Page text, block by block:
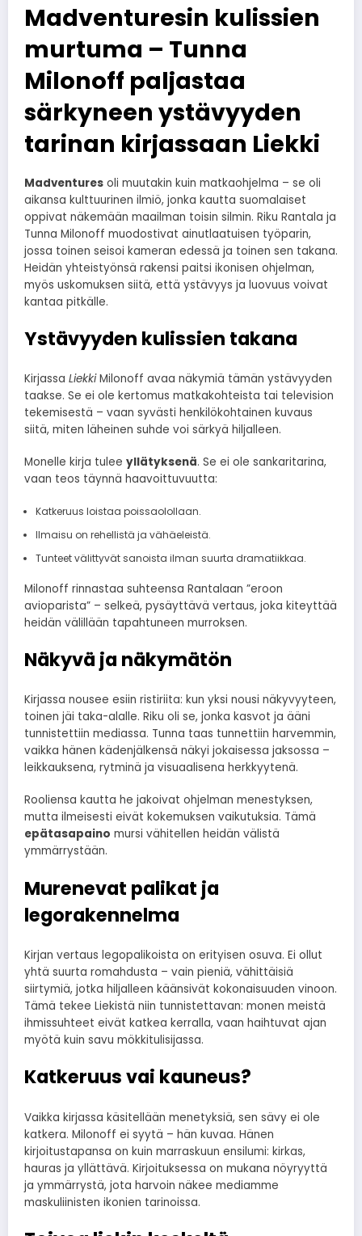
Madventuresin kulissien
murtuma – Tunna
Milonoff paljastaa
särkyneen ystävyyden
tarinan kirjassaan Liekki
Madventures oli muutakin kuin matkaohjelma – se oli
aikansa kulttuurinen ilmiö, jonka kautta suomalaiset
oppivat näkemään maailman toisin silmin. Riku Rantala ja
Tunna Milonoff muodostivat ainutlaatuisen työparin,
jossa toinen seisoi kameran edessä ja toinen sen takana.
Heidän yhteistyönsä rakensi paitsi ikonisen ohjelman,
myös uskomuksen siitä, että ystävyys ja luovuus voivat
kantaa pitkälle.
Ystävyyden kulissien takana
Kirjassa LiekkiMilonoff avaa näkymiä tämän ystävyyden
taakse. Se ei ole kertomus matkakohteista tai television
tekemisestä – vaan syvästi henkilökohtainen kuvaus
siitä, miten läheinen suhde voi särkyä hiljalleen.
Monelle kirja tulee yllätyksenä. Se ei ole sankaritarina,
vaan teos täynnä haavoittuvuutta:
Katkeruus loistaa poissaolollaan.
Ilmaisu on rehellistä ja vähäeleistä.
Tunteet välittyvät sanoista ilman suurta dramatiikkaa.
Milonoff rinnastaa suhteensa Rantalaan ”eroon
avioparista” – selkeä, pysäyttävä vertaus, joka kiteyttää
heidän välillään tapahtuneen murroksen.
Näkyvä ja näkymätön
Kirjassa nousee esiin ristiriita: kun yksi nousi näkyvyyteen,
toinen jäi taka-alalle. Riku oli se, jonka kasvot ja ääni
tunnistettiin mediassa. Tunna taas tunnettiin harvemmin,
vaikka hänen kädenjälkensä näkyi jokaisessa jaksossa –
leikkauksena, rytminä ja visuaalisena herkkyytenä.
Rooliensa kautta he jakoivat ohjelman menestyksen,
mutta ilmeisesti eivät kokemuksen vaikutuksia. Tämä
epätasapaino mursi vähitellen heidän välistä
ymmärrystään.
Murenevat palikat ja
legorakennelma
Kirjan vertaus legopalikoista on erityisen osuva. Ei ollut
yhtä suurta romahdusta – vain pieniä, vähittäisiä
siirtymiä, jotka hiljalleen käänsivät kokonaisuuden vinoon.
Tämä tekee Liekistä niin tunnistettavan: monen meistä
ihmissuhteet eivät katkea kerralla, vaan haihtuvat ajan
myötä kuin savu mökkitulisijassa.
Katkeruus vai kauneus?
Vaikka kirjassa käsitellään menetyksiä, sen sävy ei ole
katkera. Milonoff ei syytä – hän kuvaa. Hänen
kirjoitustapansa on kuin marraskuun ensilumi: kirkas,
hauras ja yllättävä. Kirjoituksessa on mukana nöyryyttä
ja ymmärrystä, jota harvoin näkee mediamme
maskuliinisten ikonien tarinoissa.